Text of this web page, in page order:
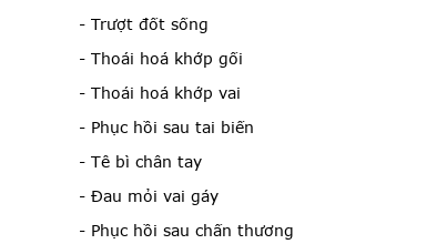
- Trượt đốt sống
- Thoái hoá khớp gối
- Thoái hoá khớp vai
- Phục hồi sau tai biến
- Tê bì chân tay
- Đau mỏi vai gáy
- Phục hồi sau chấn thương